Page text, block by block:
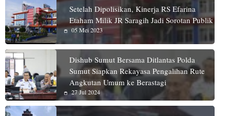
Setelah Dipolisikan, Kinerja RS Efarina
Etaham Milik JR Saragih Jadi Sorotan Publik
05 Mei 2023
Dishub Sumut Bersama Ditlantas Polda
Sumut Siapkan Rekayasa Pengalihan Rute
Angkutan Umum ke Berastagi
27 Jul 2024